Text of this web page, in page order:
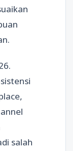
salah